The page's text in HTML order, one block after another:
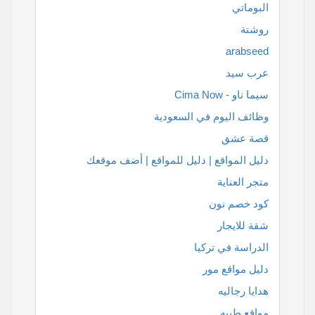
البوماتي
روشتة
arabseed
عرب سيد
سيما ناو - Cima Now
وظائف اليوم في السعودية
قصة عشق
دليل المواقع | دليل للمواقع | أضف موقعك
متجر العناية
كود خصم نون
شقة للايجار
الدراسة في تركيا
دليل مواقع مور
هدايا رجاليه
مواقع طبيه